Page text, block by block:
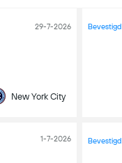
29-7-2026
New York City
Bevestigd
1-7-2026 Bevestigd